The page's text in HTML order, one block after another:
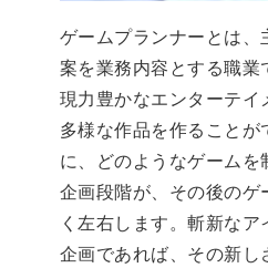
ゲームプランナーとは、
案を業務内容とする職業
現力豊かなエンターテイ
多様な作品を作ることが
に、どのようなゲームを
企画段階が、その後のゲ
く左右します。斬新な
企画であれば、その新し